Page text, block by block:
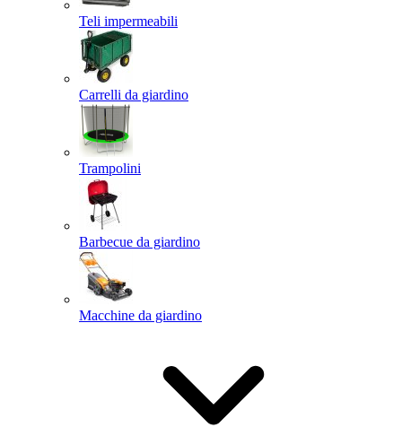
Teli impermeabili
Carrelli da giardino
Trampolini
Barbecue da giardino
Macchine da giardino